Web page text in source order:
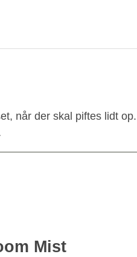
når der skal piftes lidt
Mist